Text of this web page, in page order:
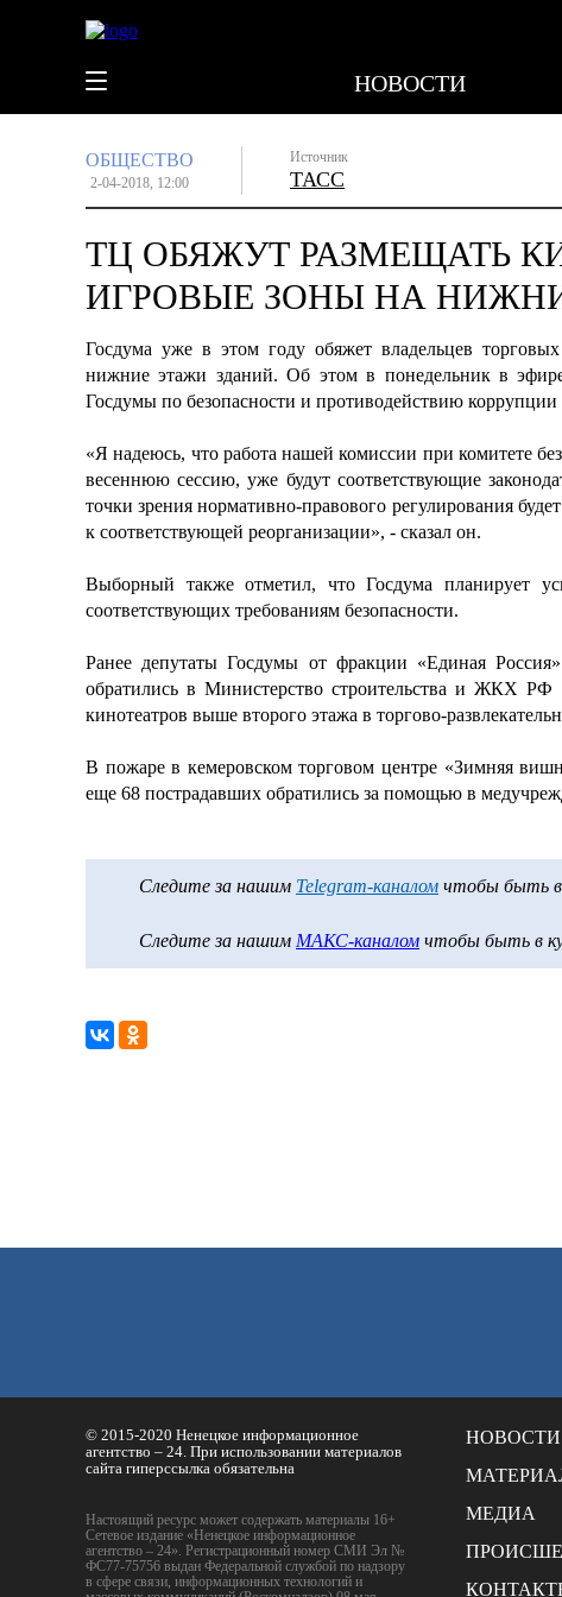
НОВОСТИ
ОБЩЕСТВО
2-04-2018, 12:00
Источник
ТАСС
ТЦ ОБЯЖУТ РАЗМЕЩАТЬ
ИГРОВЫЕ ЗОНЫ НА
Госдума уже в этом году обяжет владельцев
нижние этажи зданий. Об этом в понедельник в эфире
Госдумы по безопасности и противодействию
«Я надеюсь, что работа нашей комиссии при комитете
весеннюю сессию, уже будут соответствующие
точки зрения нормативно-правового регулирования
к соответствующей реорганизации», - сказал он.
Выборный также отметил, что Госдума планирует
соответствующих требованиям безопасности.
Ранее депутаты Госдумы от фракции «Единая
обратились в Министерство строительства и ЖКХ РФ
кинотеатров выше второго этажа в торгово-
В пожаре в кемеровском торговом центре «Зимняя
еще 68 пострадавших обратились за помощью в
Следите за нашим Telegram-каналом чтобы быть в
Следите за нашим МАКС-каналом чтобы быть в
© 2015-2020 Ненецкое информационное
агентство – 24. При использовании материалов
сайта гиперссылка обязательна
Настоящий ресурс может содержать материалы 16+
Сетевое издание «Ненецкое информационное
агентство – 24». Регистрационный номер СМИ Эл №
ФС77-75756 выдан Федеральной службой по надзору
в сфере связи, информационных технологий и
НОВОСТИ
МЕДИА